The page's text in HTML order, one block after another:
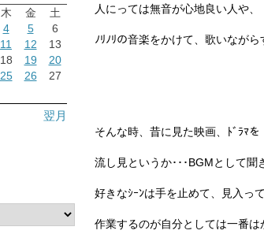
人にっては無音が心地良い人や、
ﾉﾘﾉﾘの音楽をかけて、歌いながら
そんな時、昔に見た映画、ﾄﾞﾗﾏを
流し見というか･･･BGMとして聞
好きなｼｰﾝは手を止めて、見入っ
作業するのが自分としては一番は
木 金
土
4 5
6
11 12
13
18 19
20
25 26
27
翌月